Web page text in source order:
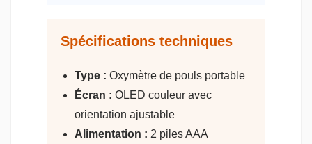
Spécifications techniques
Type : Oxymètre de pouls portable
Écran : OLED couleur avec
orientation ajustable
Alimentation : 2 piles AAA